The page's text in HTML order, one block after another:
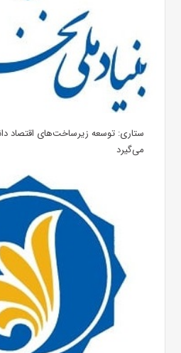
ستاری: توسعه زیرساخت‌های اقتصاد
می‌گیرد